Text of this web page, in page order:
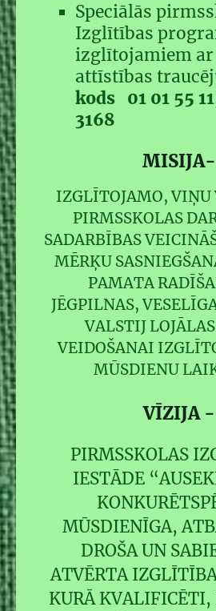
Speciālās
Izglītības
izglītojamiem ar
attīstības
kods 01 01 55
3168
MISIJA-
IZGLĪTOJAMO, VIŅU
PIRMSSKOLAS
SADARBĪBAS
MĒRĶU
PAMATA
JĒGPILNAS,
VALSTIJ
VEIDOŠANAI
MŪSDIENU
VĪZIJA -
PIRMSSKOLAS
IESTĀDE
MŪSDIENĪGA,
DROŠA UN
ATVĒRTA
KURĀ